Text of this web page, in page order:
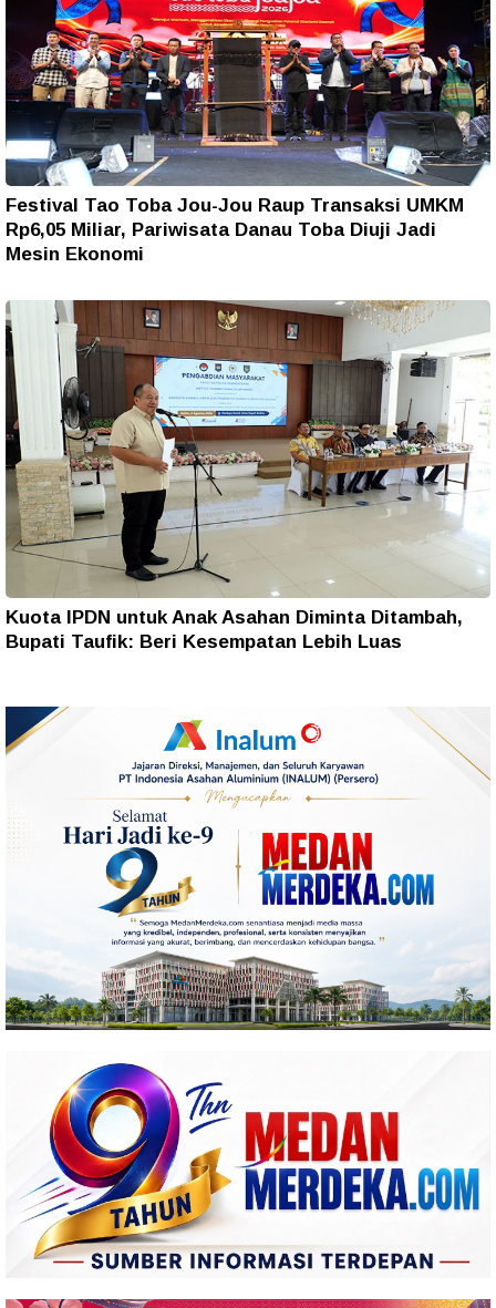
Festival Tao Toba Jou-Jou Raup Transaksi UMKM
Rp6,05 Miliar, Pariwisata Danau Toba Diuji Jadi
Mesin Ekonomi
Kuota IPDN untuk Anak Asahan Diminta Ditambah,
Bupati Taufik: Beri Kesempatan Lebih Luas